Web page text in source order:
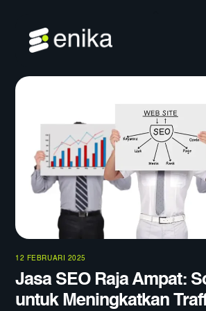
content
12 FEBRUARI 2025
Jasa SEO Raja Ampat:
untuk Meningkatkan